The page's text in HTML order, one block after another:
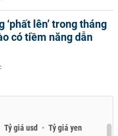
lên’ trong tháng
có tiềm năng dẫn
Tỷ giá usd
Tỷ giá yen